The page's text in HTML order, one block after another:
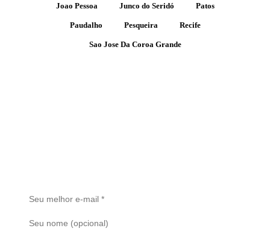
Joao Pessoa Junco do Seridó Patos
Paudalho Pesqueira Recife
Sao Jose Da Coroa Grande